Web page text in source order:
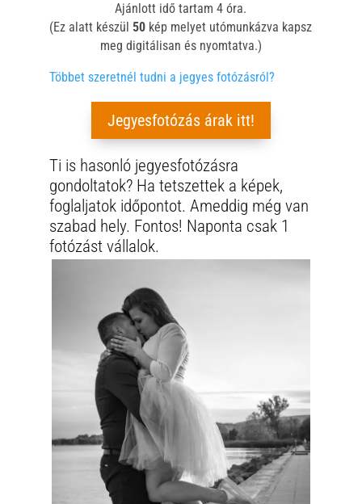
Ajánlott idő tartam 4 óra.
(Ez alatt készül50 kép melyet utómunkázva kapsz
meg digitálisan és nyomtatva.)
Többet szeretnél tudni a jegyes fotózásról?
Jegyesfotózás árak itt!
Ti is hasonló jegyesfotózásra
gondoltatok? Ha tetszettek a képek,
foglaljatok időpontot. Ameddig még van
szabad hely. Fontos! Naponta csak 1
fotózást vállalok.